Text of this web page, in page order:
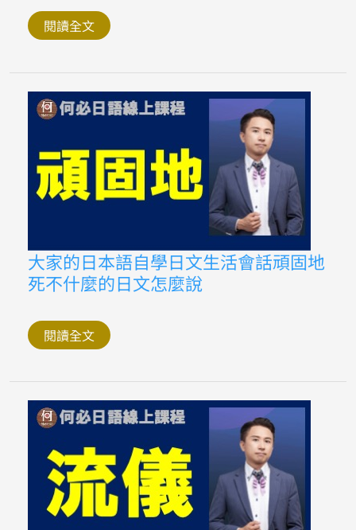
語
自
學
便
利
商
店
要
熱
嗎
日
文
怎
閱讀全文
大家的日本語自學日文生活會話頑固地
死不什麼的日文怎麼說
大
家
的
日
語
自
學
生
活
會
話
頑
固
地
死
不
什
麼
的
閱讀全文